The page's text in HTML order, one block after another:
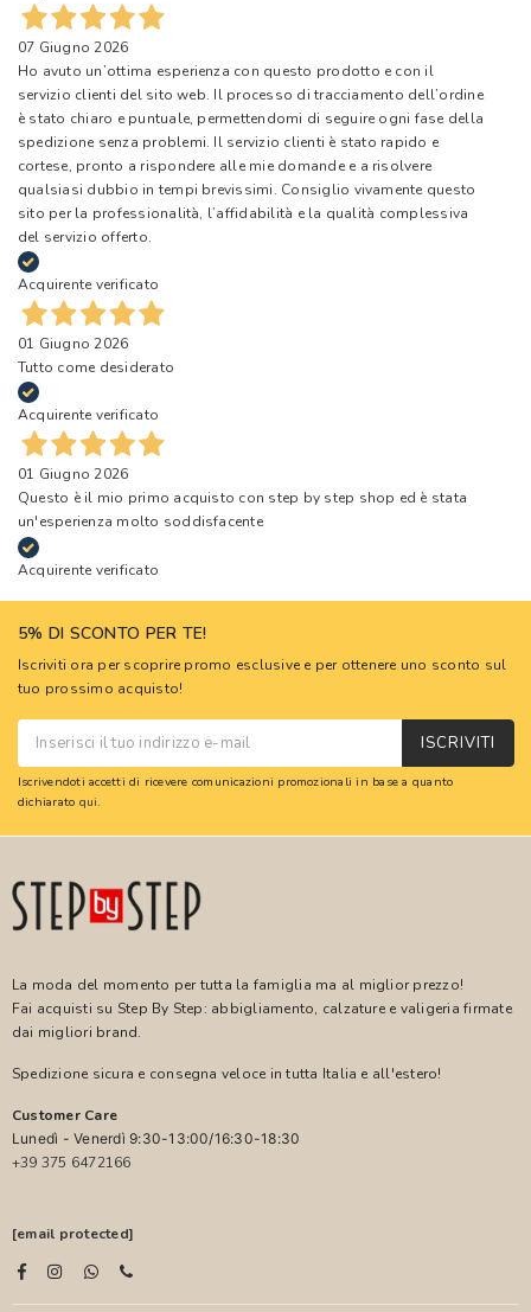
07 Giugno 2026
Ho avuto un’ottima esperienza con questo prodotto e con il
servizio clienti del sito web. Il processo di tracciamento dell’ordine
è stato chiaro e puntuale, permettendomi di seguire ogni fase della
spedizione senza problemi. Il servizio clienti è stato rapido e
cortese, pronto a rispondere alle mie domande e a risolvere
qualsiasi dubbio in tempi brevissimi. Consiglio vivamente questo
sito per la professionalità, l’affidabilità e la qualità complessiva
del servizio offerto.
Acquirente verificato
01 Giugno 2026
Tutto come desiderato
Acquirente verificato
01 Giugno 2026
Questo è il mio primo acquisto con step by step shop ed è stata
un'esperienza molto soddisfacente
Acquirente verificato
5% DI SCONTO PER TE!
Iscriviti ora per scoprire promo esclusive e per ottenere uno sconto sul
tuo prossimo acquisto!
ISCRIVITI
Iscrivendoti accetti di ricevere comunicazioni promozionali in base a quanto
dichiarato qui.
La moda del momento per tutta la famiglia ma al miglior prezzo!
Fai acquisti su Step By Step: abbigliamento, calzature e valigeria firmate
dai migliori brand.
Spedizione sicura e consegna veloce in tutta Italia e all'estero!
Customer Care
Lunedì - Venerdì 9:30-13:00/16:30-18:30
+39 375 6472166
[email protected]